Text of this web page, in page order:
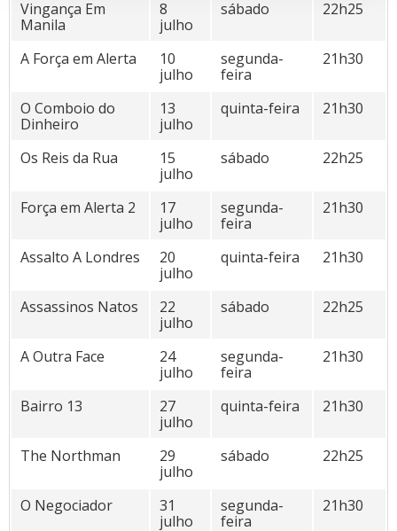
Vingança Em
Manila
8
julho
sábado 22h25
A Força em Alerta
10
julho
segunda-
feira
21h30
O Comboio do
Dinheiro
13
julho
quinta-feira 21h30
Os Reis da Rua
15
julho
sábado 22h25
Força em Alerta 2
17
julho
segunda-
feira
21h30
Assalto A Londres
20
julho
quinta-feira 21h30
Assassinos Natos
22
julho
sábado 22h25
A Outra Face
24
julho
segunda-
feira
21h30
Bairro 13
27
julho
quinta-feira 21h30
The Northman
29
julho
sábado 22h25
O Negociador
31
julho
segunda-
feira
21h30